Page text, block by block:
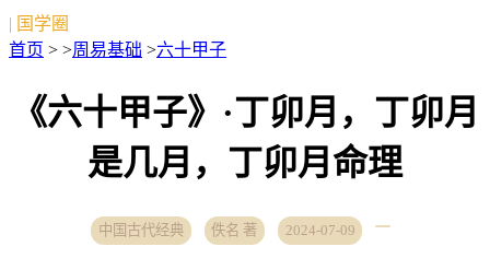
| 国学圈
首页 > >周易基础 >六十甲子
《六十甲子》·丁卯月，丁卯月
是几月，丁卯月命理
中国古代经典 佚名 著 2024-07-09